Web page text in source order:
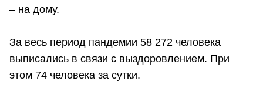
– на дому.
За весь период пандемии 58 272 человека
выписались в связи с выздоровлением. При
этом 74 человека за сутки.